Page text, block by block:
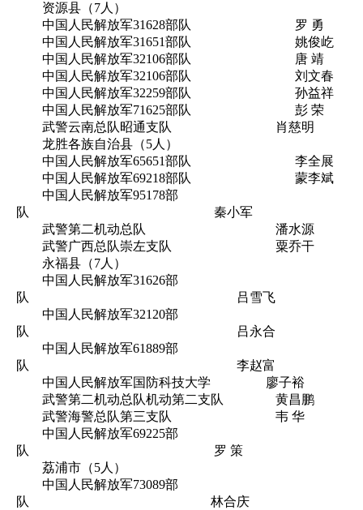
资源县（7人）
中国人民解放军31628部队 罗 勇
中国人民解放军31651部队 姚俊屹
中国人民解放军32106部队 唐 靖
中国人民解放军32106部队 刘文春
中国人民解放军32259部队 孙益祥
中国人民解放军71625部队 彭 荣
武警云南总队昭通支队 肖慈明
龙胜各族自治县（5人）
中国人民解放军65651部队 李全展
中国人民解放军69218部队 蒙李斌
中国人民解放军95178部
队 秦小军
武警第二机动总队 潘水源
武警广西总队崇左支队 粟乔干
永福县（7人）
中国人民解放军31626部
队 吕雪飞
中国人民解放军32120部
队 吕永合
中国人民解放军61889部
队 李赵富
中国人民解放军国防科技大学 廖子裕
武警第二机动总队机动第二支队 黄昌鹏
武警海警总队第三支队 韦 华
中国人民解放军69225部
队 罗 策
荔浦市（5人）
中国人民解放军73089部
队 林合庆